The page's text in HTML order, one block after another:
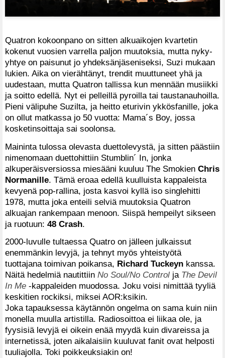
Quatron kokoonpano on sitten alkuaikojen kvartetin
kokenut vuosien varrella paljon muutoksia, mutta nyky-
yhtye on paisunut jo yhdeksänjäseniseksi, Suzi mukaan
lukien. Aika on vierähtänyt, trendit muuttuneet yhä ja
uudestaan, mutta Quatron tallissa kun mennään musiikki
ja soitto edellä. Nyt ei pelleillä pyroilla tai taustanauhoilla.
Pieni välipuhe Suzilta, ja heitto eturivin ykkösfanille, joka
on ollut matkassa jo 50 vuotta: Mama´s Boy, jossa
kosketinsoittaja sai soolonsa.
Maininta tulossa olevasta duettolevystä, ja sitten päästiin
nimenomaan duettohittiin Stumblin´ In, jonka
alkuperäisversiossa miesääni kuuluu The Smokien Chris
Normanille. Tämä eroaa edellä kuulluista kappaleista
kevyenä pop-rallina, josta kasvoi kyllä iso singlehitti
1978, mutta joka enteili selviä muutoksia Quatron
alkuajan rankempaan menoon. Siispä hempeilyt sikseen
ja ruotuun: 48 Crash.
2000-luvulle tultaessa Quatro on jälleen julkaissut
enemmänkin levyjä, ja tehnyt myös yhteistyötä
tuottajana toimivan poikansa, Richard Tuckeyn kanssa.
Näitä hedelmiä nautittiin No Soul/No Control ja The Devil
In Me -kappaleiden muodossa. Joku voisi nimittää tyyliä
keskitien rockiksi, miksei AOR:ksikin.
Joka tapauksessa käytännön ongelma on sama kuin niin
monella muulla artistilla. Radiosoittoa ei liikaa ole, ja
fyysisiä levyjä ei oikein enää myydä kuin divareissa ja
internetissä, joten aikalaisiin kuuluvat fanit ovat helposti
tuuliajolla. Toki poikkeuksiakin on!